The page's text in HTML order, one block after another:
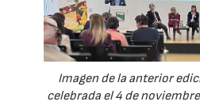
Imagen de la anterior
celebrada el 4 de